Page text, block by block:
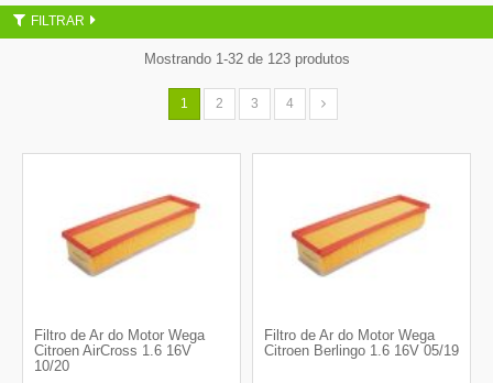
FILTRAR
Mostrando 1-32 de 123 produtos
1 2 3 4
Filtro de Ar do Motor Wega
Citroen AirCross 1.6 16V
10/20
Filtro de Ar do Motor Wega
Citroen Berlingo 1.6 16V 05/19